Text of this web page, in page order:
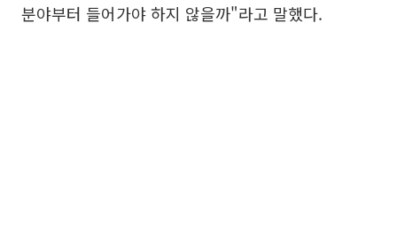
분야부터 들어가야 하지 않을까"라고 말했다.